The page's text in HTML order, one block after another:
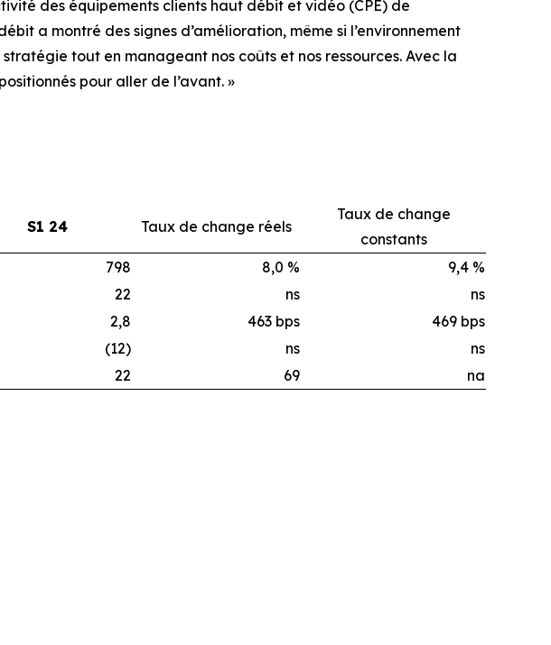
des équipements clients haut débit et vidéo (CPE) de
a montré des signes d’amélioration, même si l’environnement
tout en manageant nos coûts et nos ressources. Avec la
pour aller de l’avant. »
S1 24 Taux de change réels
Taux de change
constants
798 8,0 %
9,4 %
22 ns
ns
2,8 463 bps
469 bps
(12) ns
ns
22 69 na